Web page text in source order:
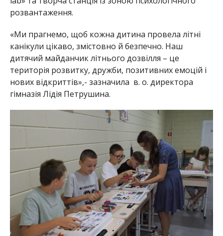
розвантаження.
«Ми прагнемо, щоб кожна дитина провела літні
канікули цікаво, змістовно й безпечно. Наш
дитячий майданчик літнього дозвілля – це
територія розвитку, дружби, позитивних емоцій і
нових відкриттів»,- зазначила в. о. директора
гімназія Лідія Петрушина.